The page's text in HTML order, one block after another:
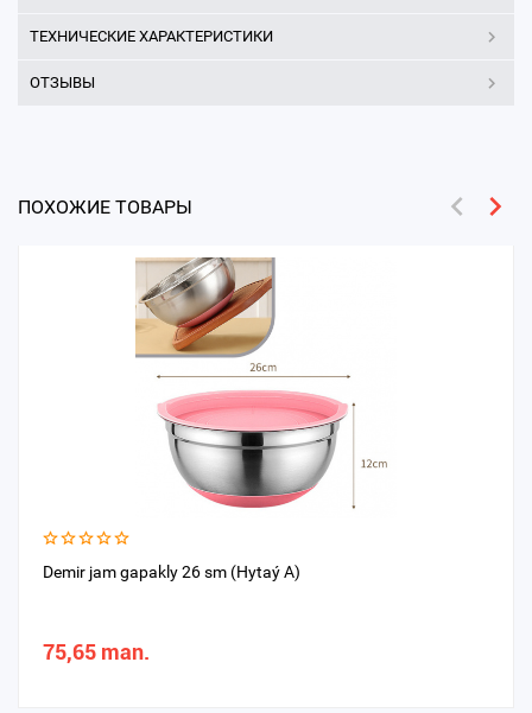
ТЕХНИЧЕСКИЕ ХАРАКТЕРИСТИКИ
ОТЗЫВЫ
ПОХОЖИЕ ТОВАРЫ
Demir jam gapakly 26 sm (Hytaý A)
75,65 man.